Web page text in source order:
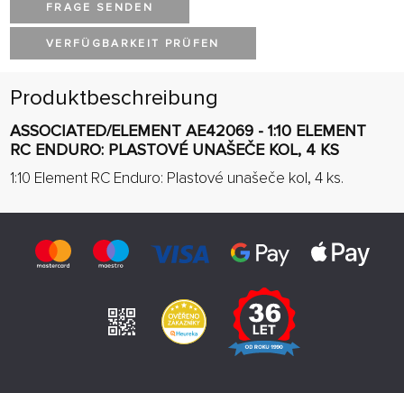
FRAGE SENDEN
VERFÜGBARKEIT PRÜFEN
Produktbeschreibung
ASSOCIATED/ELEMENT AE42069 - 1:10 ELEMENT
RC ENDURO: PLASTOVÉ UNAŠEČE KOL, 4 KS
1:10 Element RC Enduro: Plastové unašeče kol, 4 ks.